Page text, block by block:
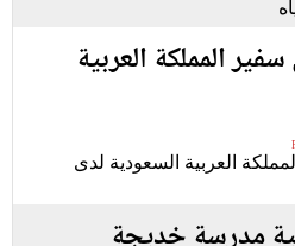
المملكة العربية
العربية السعودية لدى